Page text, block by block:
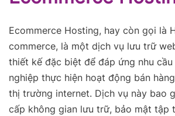
Ecommerce Hosting, hay còn gọi là
commerce, là một dịch vụ lưu trữ
thiết kế đặc biệt để đáp ứng nhu
nghiệp thực hiện hoạt động bán
thị trường internet. Dịch vụ này bao
cấp không gian lưu trữ, bảo mật tập